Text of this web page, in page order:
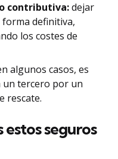
contributiva:dejar
definitiva,
los costes de
algunos casos, es
un tercero por un
rescate.
seguros